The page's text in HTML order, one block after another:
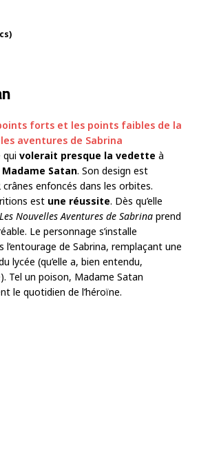
forts et les points faibles de la
aventures de Sabrina
qui volerait presque la vedette à
Madame Satan. Son design est
enfoncés dans les orbites.
est une réussite. Dès qu’elle
Les Nouvelles Aventures de Sabrina prend
Le personnage s’installe
l’entourage de Sabrina, remplaçant une
lycée (qu’elle a, bien entendu,
Tel un poison, Madame Satan
le quotidien de l’héroïne.